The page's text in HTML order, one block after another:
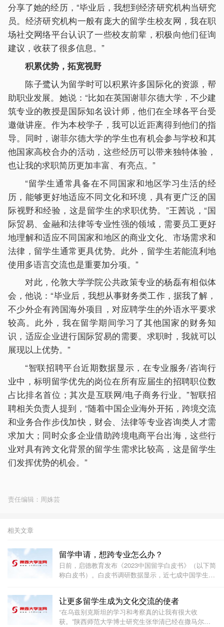
分享了她的经历，“毕业后，我想到经济研究机构当研究
员。经济研究机构一般有庞大的留学生校友网，我在职
场社交网络平台认识了一些校友前辈，积极向他们征询
建议，收获了很多信息。”
积累优势，拓宽视野
陈子鹭认为留学时可以积累许多国际化的资源，帮
助职业发展。她说：“比如在英国谢菲尔德大学，不少建
筑专业的教授是国际知名设计师，他们在全球各平台受
邀做讲座。作为本校学子，我可以近距离得到他们的指
导。同时，谢菲尔德大学的学生也有机会参与学校和其
他国家高校合办的活动，这些经历可以带来独特体验，
也让我的求职简历更加丰富、有亮点。”
“留学生通常具备在不同国家和地区学习生活的经
历，能够更好地适应不同文化和环境，具有更广泛的国
际视野和经验，这是留学生的求职优势。”王茜说，“国
际贸易、金融和法律等专业性强的领域，需要员工更好
地理解和适应不同国家和地区的商业文化、市场需求和
法律，留学生通常更具优势。此外，留学生若能流利地
使用多语言交流也是重要加分项。”
对此，伦敦大学学院公共政策专业的杨磊有相似体
会，他说：“毕业后，我想从事财务类工作，据我了解，
不少外企有跨国海外项目，对应聘学生的外语水平要求
较高。此外，我在留学期间学习了其他国家的财务知
识，适应企业进行国际贸易的需要。求职时，我就可以
展现以上优势。”
“智联招聘平台近期数据显示，在专业服务/咨询行
业中，标明留学优先的岗位在所有应届生的招聘职位数
占比排名首位；其次是互联网/电子商务行业。”智联招
聘相关负责人提到，“随着中国企业海外开拓，跨境交流
和业务合作步伐加快，财会、法律等专业咨询类人才需
求加大；同时众多企业借助跨境电商平台出海，这些行
业对具有跨文化背景的留学生需求比较高，这是留学生
们发挥优势的机会。”
责任编辑：周姝芸
相关文章
留学申请，想跨专业怎么办？
日前，启德教育发布《2023中国留学白皮书》（以下简
称白皮书）。白皮书调研数据显示，近七成中国学生在
本报记者对话了几名中国学生和留学领域专业人士，
让更多留学生成为文化交流的使者
“在乌兹别克斯坦的学习和考察真的让我有很大收
获。”陕西师范大学博士研究生张华清已经在撒马尔罕